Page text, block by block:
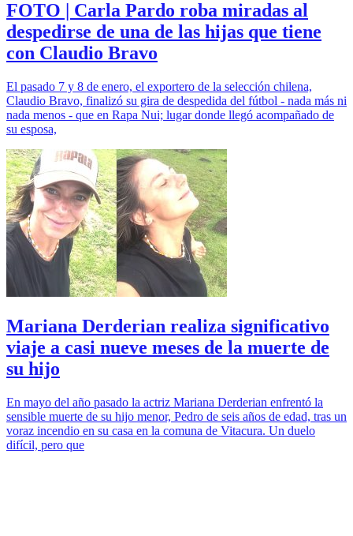
FOTO | Carla Pardo roba miradas al
despedirse de una de las hijas que tiene
con Claudio Bravo
El pasado 7 y 8 de enero, el exportero de la selección chilena,
Claudio Bravo, finalizó su gira de despedida del fútbol - nada más ni
nada menos - que en Rapa Nui; lugar donde llegó acompañado de
su esposa,
Mariana Derderian realiza significativo
viaje a casi nueve meses de la muerte de
su hijo
En mayo del año pasado la actriz Mariana Derderian enfrentó la
sensible muerte de su hijo menor, Pedro de seis años de edad, tras un
voraz incendio en su casa en la comuna de Vitacura. Un duelo
difícil, pero que